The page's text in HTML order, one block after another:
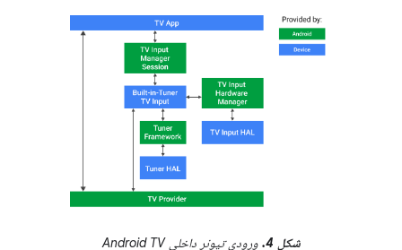
شکل 4. ورودی تیونر داخلی Android TV